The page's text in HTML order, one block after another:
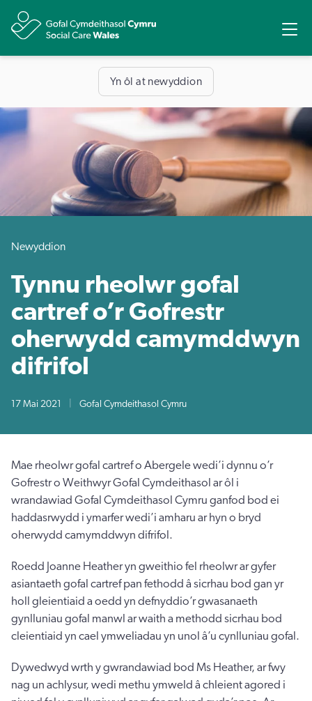
Yn ôl at newyddion
Newyddion
​Tynnu rheolwr gofal
cartref o’r Gofrestr
oherwydd camymddwyn
difrifol
17 Mai 2021 Gofal Cymdeithasol Cymru
Mae rheolwr gofal cartref o Abergele wedi’i dynnu o’r
Gofrestr o Weithwyr Gofal Cymdeithasol ar ôl i
wrandawiad Gofal Cymdeithasol Cymru ganfod bod ei
haddasrwydd i ymarfer wedi’i amharu ar hyn o bryd
oherwydd camymddwyn difrifol.
Roedd Joanne Heather yn gweithio fel rheolwr ar gyfer
asiantaeth gofal cartref pan fethodd â sicrhau bod gan yr
holl gleientiaid a oedd yn defnyddio’r gwasanaeth
gynlluniau gofal manwl ar waith a methodd sicrhau bod
cleientiaid yn cael ymweliadau yn unol â’u cynlluniau gofal.
Dywedwyd wrth y gwrandawiad bod Ms Heather, ar fwy
nag un achlysur, wedi methu ymweld â chleient agored i